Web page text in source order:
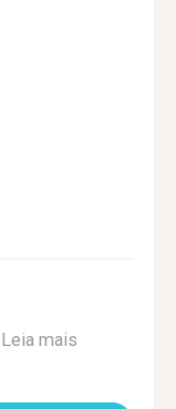
Leia mais